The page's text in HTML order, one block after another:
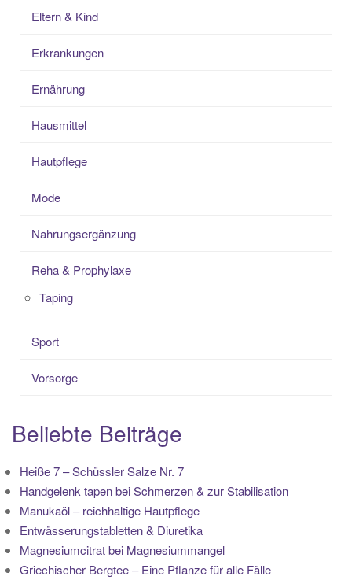
Eltern & Kind
Erkrankungen
Ernährung
Hausmittel
Hautpflege
Mode
Nahrungsergänzung
Reha & Prophylaxe
Taping
Sport
Vorsorge
Beliebte Beiträge
Heiße 7 – Schüssler Salze Nr. 7
Handgelenk tapen bei Schmerzen & zur Stabilisation
Manukaöl – reichhaltige Hautpflege
Entwässerungstabletten & Diuretika
Magnesiumcitrat bei Magnesiummangel
Griechischer Bergtee – Eine Pflanze für alle Fälle